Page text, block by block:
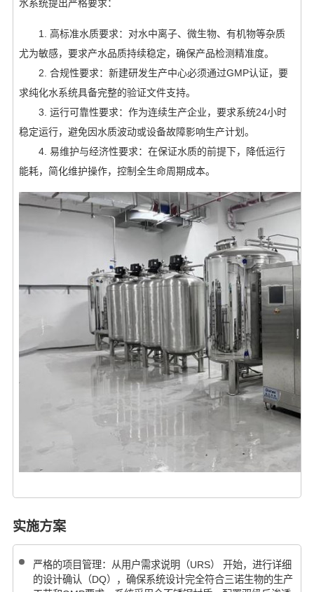
水系统提出严格要求：
1. 高标准水质要求：对水中离子、微生物、有机物等杂质
尤为敏感，要求产水品质持续稳定，确保产品检测精准度。
2. 合规性要求：新建研发生产中心必须通过GMP认证，要
求纯化水系统具备完整的验证文件支持。
3. 运行可靠性要求：作为连续生产企业，要求系统24小时
稳定运行，避免因水质波动或设备故障影响生产计划。
4. 易维护与经济性要求：在保证水质的前提下，降低运行
能耗，简化维护操作，控制全生命周期成本。
实施方案
严格的项目管理：从用户需求说明（URS） 开始，进行详细
的设计确认（DQ），确保系统设计完全符合三诺生物的生产